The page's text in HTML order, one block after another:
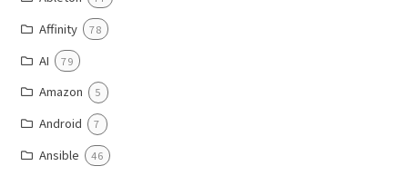
Affinity 78
AI 79
Amazon 5
Android 7
Ansible 46